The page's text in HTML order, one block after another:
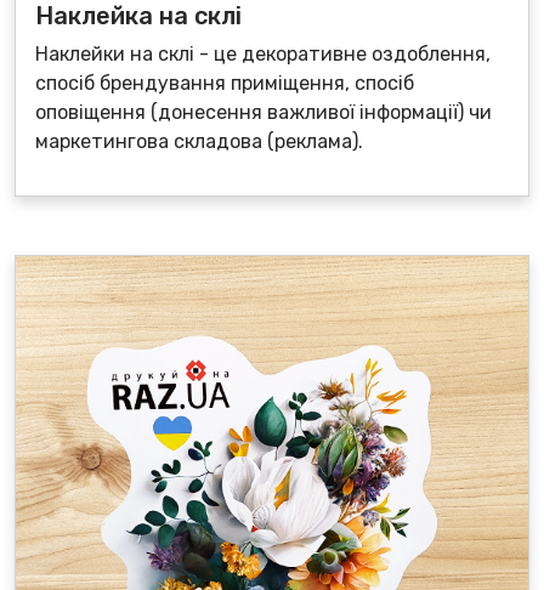
Наклейка на склі
Наклейки на склі - це декоративне оздоблення,
спосіб брендування приміщення, спосіб
оповіщення (донесення важливої інформації) чи
маркетингова складова (реклама).